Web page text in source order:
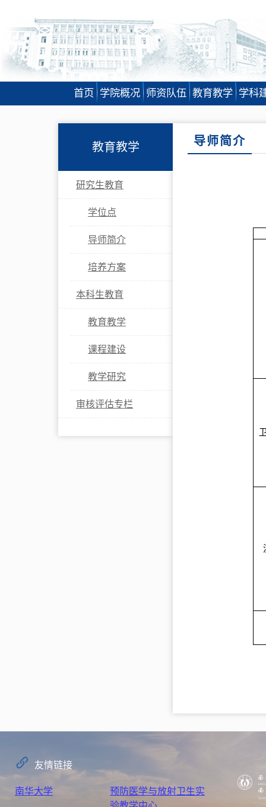
首页 学院概况 师资队伍 教育教学 学科
教育教学
研究生教育
学位点
导师简介
培养方案
本科生教育
教育教学
课程建设
教学研究
审核评估专栏
导师简介
友情链接
南华大学
预防医学与放射卫生实